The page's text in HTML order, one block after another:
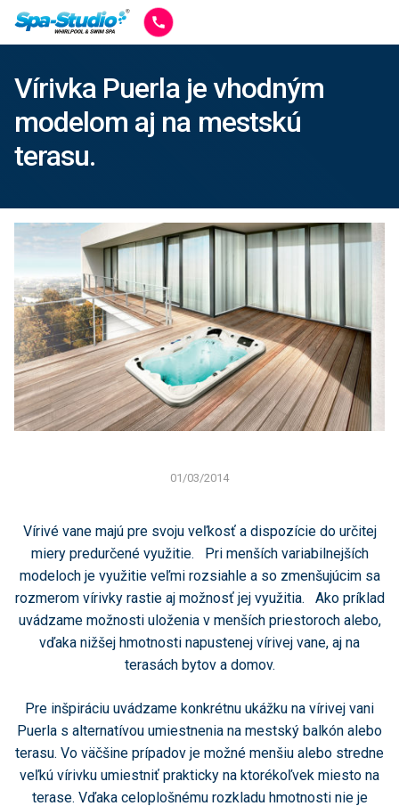
Vírivka Puerla je vhodným
modelom aj na mestskú
terasu.
01/03/2014
Vírivé vane majú pre svoju veľkosť a dispozície do určitej
miery predurčené využitie. Pri menších variabilnejších
modeloch je využitie veľmi rozsiahle a so zmenšujúcim sa
rozmerom vírivky rastie aj možnosť jej využitia. Ako príklad
uvádzame možnosti uloženia v menších priestoroch alebo,
vďaka nižšej hmotnosti napustenej vírivej vane, aj na
terasách bytov a domov.
Pre inšpiráciu uvádzame konkrétnu ukážku na vírivej vani
Puerla s alternatívou umiestnenia na mestský balkón alebo
terasu. Vo väčšine prípadov je možné menšiu alebo stredne
veľkú vírivku umiestniť prakticky na ktorékoľvek miesto na
terase. Vďaka celoplošnému rozkladu hmotnosti nie je